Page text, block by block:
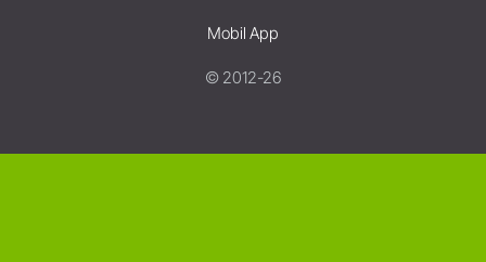
Mobil App
© 2012-26